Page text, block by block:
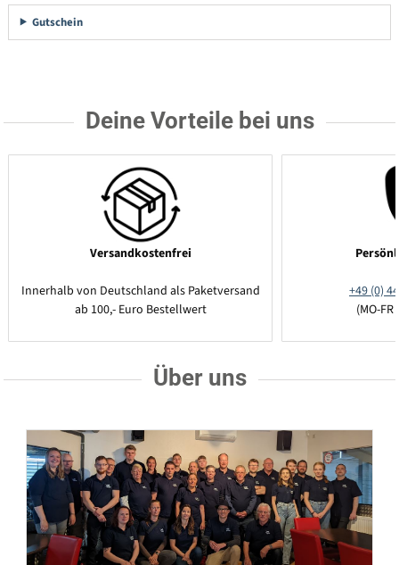
Gutschein
Deine Vorteile bei uns
Versandkostenfrei
Innerhalb von Deutschland als Paketversand
ab 100,- Euro Bestellwert
+49 (0)
(MO-
Über uns